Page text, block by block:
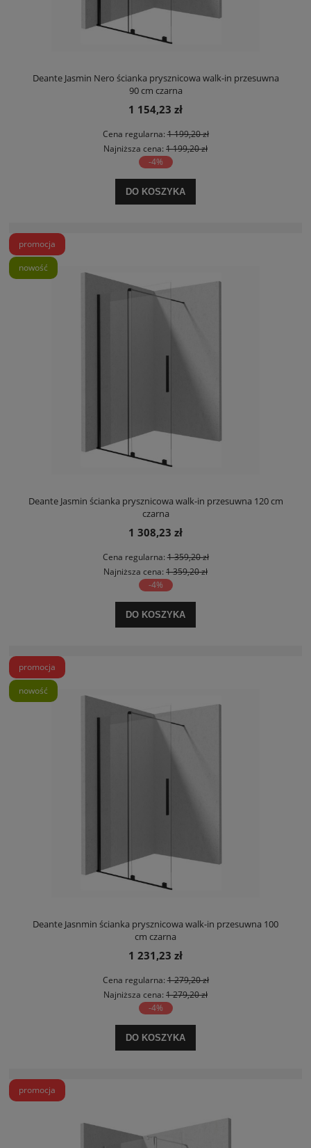
Deante Jasmin Nero ścianka prysznicowa walk-in przesuwna
90 cm czarna
1 154,23 zł
Cena regularna:1 199,20 zł
Najniższa cena: 1 199,20 zł
-4%
DO KOSZYKA
Deante Jasmin ścianka prysznicowa walk-in przesuwna 120 cm
czarna
1 308,23 zł
Cena regularna:1 359,20 zł
Najniższa cena: 1 359,20 zł
-4%
DO KOSZYKA
promocja
nowość
Deante Jasnmin ścianka prysznicowa walk-in przesuwna 100
cm czarna
1 231,23 zł
Cena regularna:1 279,20 zł
Najniższa cena: 1 279,20 zł
-4%
DO KOSZYKA
promocja
nowość
promocja